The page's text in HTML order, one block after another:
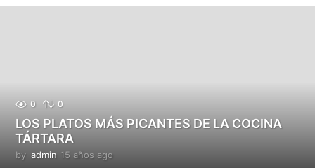
0 0
LOS PLATOS MÁS PICANTES DE LA COCINA
TÁRTARA
by admin 15 años ago